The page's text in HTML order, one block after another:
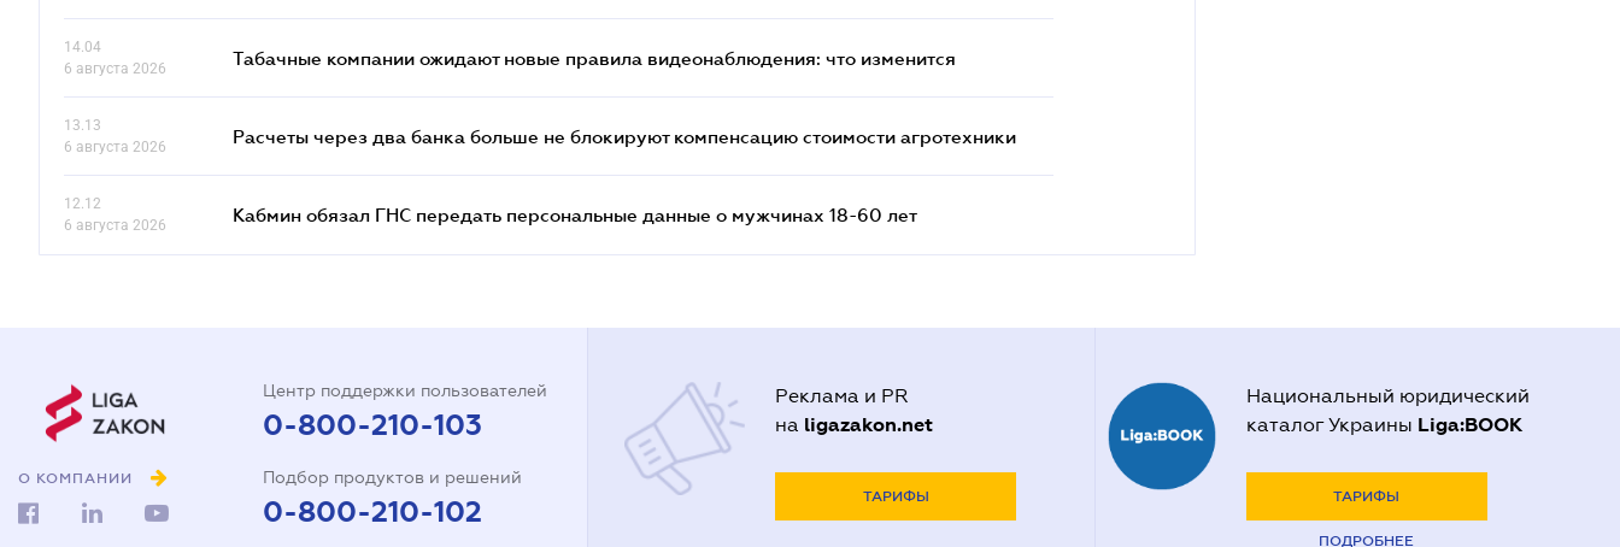
14.04
6 августа 2026
Табачные компании ожидают новые правила видеонаблюдения: что изменится
13.13
6 августа 2026
Расчеты через два банка больше не блокируют компенсацию стоимости агротехники
12.12
6 августа 2026
Кабмин обязал ГНС передать персональные данные о мужчинах 18-60 лет
О КОМПАНИИ
Центр поддержки пользователей
0-800-210-103
Подбор продуктов и решений
0-800-210-102
Реклама и PR
на ligazakon.net
ТАРИФЫ
Национальный юридический
каталог Украины Liga:BOOK
ТАРИФЫ
ПОДРОБНЕЕ